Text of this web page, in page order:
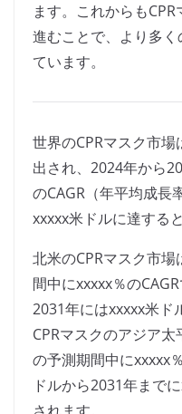
ます。これからも
進むことで、より多
ています。
世界のCPRマスク市
出され、2024年から
のCAGR（年平均成長
xxxxx米ドルに達する
北米のCPRマスク市
間中にxxxxx％の
2031年にはxxxxx米ド
CPRマスクのアジア
の予測期間中にxxxxx
ドルから2031年まで